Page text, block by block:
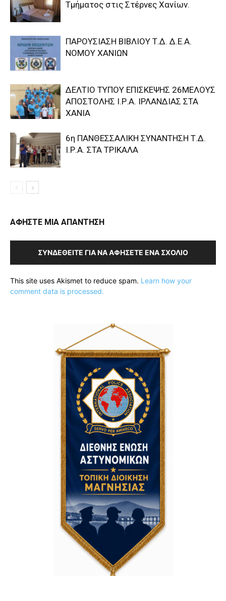
Τμήματος στις Στέρνες Χανίων.
ΠΑΡΟΥΣΙΑΣΗ ΒΙΒΛΙΟΥ Τ.Δ. Δ.Ε.Α.
ΝΟΜΟΥ ΧΑΝΙΩΝ
ΔΕΛΤΙΟ ΤΥΠΟΥ ΕΠΙΣΚΕΨΗΣ 26ΜΕΛΟΥΣ
ΑΠΟΣΤΟΛΗΣ Ι.Ρ.Α. ΙΡΛΑΝΔΙΑΣ ΣΤΑ
ΧΑΝΙΑ
6η ΠΑΝΘΕΣΣΑΛΙΚΗ ΣΥΝΑΝΤΗΣΗ Τ.Δ.
Ι.Ρ.Α. ΣΤΑ ΤΡΙΚΑΛΑ
ΑΦΗΣΤΕ ΜΙΑ ΑΠΑΝΤΗΣΗ
ΣΥΝΔΕΘΕΊΤΕ ΓΙΑ ΝΑ ΑΦΉΣΕΤΕ ΈΝΑ ΣΧΌΛΙΟ
This site uses Akismet to reduce spam. Learn how your
comment data is processed.